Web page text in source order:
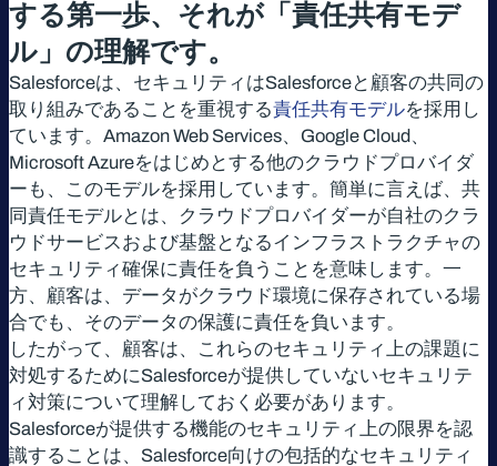
する第一歩、それが「責任共有モデ
ル」の理解です。
Salesforceは、セキュリティはSalesforceと顧客の共同の
取り組みであることを重視する責任共有モデルを採用し
ています。Amazon Web Services、Google Cloud、
Microsoft Azureをはじめとする他のクラウドプロバイダ
ーも、このモデルを採用しています。簡単に言えば、共
同責任モデルとは、クラウドプロバイダーが自社のクラ
ウドサービスおよび基盤となるインフラストラクチャの
セキュリティ確保に責任を負うことを意味します。一
方、顧客は、データがクラウド環境に保存されている場
合でも、そのデータの保護に責任を負います。
したがって、顧客は、これらのセキュリティ上の課題に
対処するためにSalesforceが提供していないセキュリテ
ィ対策について理解しておく必要があります。
Salesforceが提供する機能のセキュリティ上の限界を認
識することは、Salesforce向けの包括的なセキュリティ